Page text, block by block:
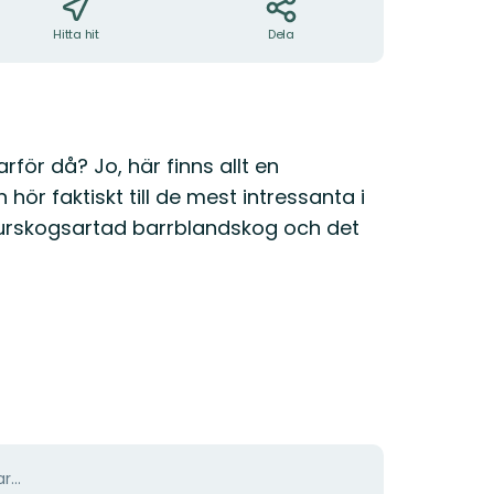
Hitta hit Dela
då? Jo, här finns allt en
hör faktiskt till de mest intressanta i
barrblandskog och det